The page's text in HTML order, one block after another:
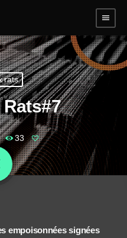
menu
rats
33
empoisonnées signées